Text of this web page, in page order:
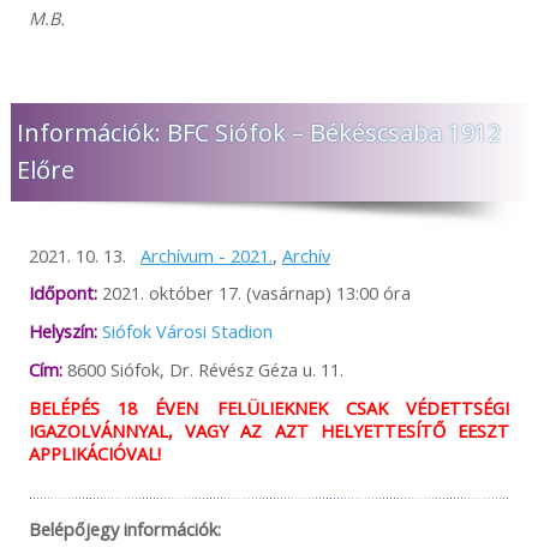
M.B.
Információk: BFC Siófok – Békéscsaba 1912
Előre
2021. 10. 13. Archívum - 2021., Archív
Időpont:2021. október 17. (vasárnap) 13:00 óra
Helyszín: Siófok Városi Stadion
Cím:8600 Siófok, Dr. Révész Géza u. 11.
BELÉPÉS 18 ÉVEN FELÜLIEKNEK CSAK VÉDETTSÉGI
IGAZOLVÁNNYAL, VAGY AZ AZT HELYETTESÍTŐ EESZT
APPLIKÁCIÓVAL!
Belépőjegy információk: